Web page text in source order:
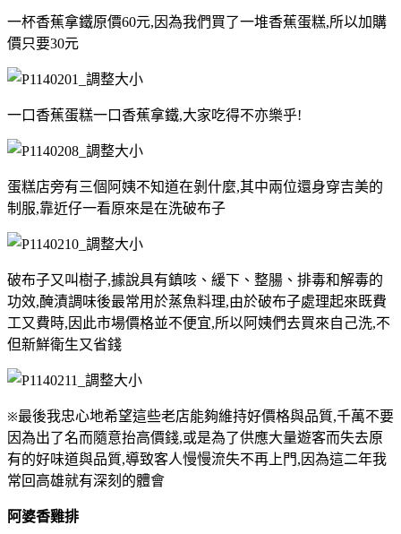
一杯香蕉拿鐵原價60元,因為我們買了一堆香蕉蛋糕,所以加購
價只要30元
一口香蕉蛋糕一口香蕉拿鐵,大家吃得不亦樂乎!
蛋糕店旁有三個阿姨不知道在剝什麼,其中兩位還身穿吉美的
制服,靠近仔一看原來是在洗破布子
破布子又叫樹子,據說具有鎮咳、緩下、整腸、排毒和解毒的
功效,醃漬調味後最常用於蒸魚料理,由於破布子處理起來既費
工又費時,因此市場價格並不便宜,所以阿姨們去買來自己洗,不
但新鮮衛生又省錢
※最後我忠心地希望這些老店能夠維持好價格與品質,千萬不要
因為出了名而隨意抬高價錢,或是為了供應大量遊客而失去原
有的好味道與品質,導致客人慢慢流失不再上門,因為這二年我
常回高雄就有深刻的體會
阿婆香雞排